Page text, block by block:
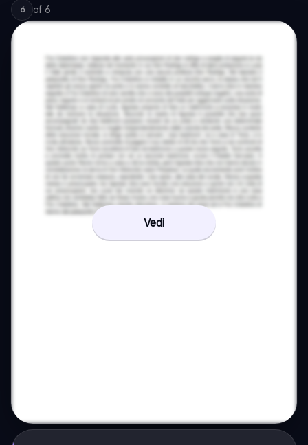
6 of 6
Vedi